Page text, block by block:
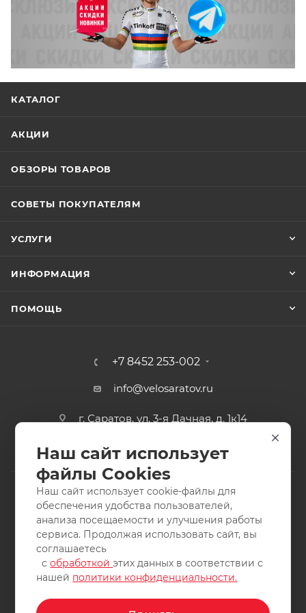
Диаметр колес
Цвет
КАТАЛОГ
АКЦИИ
ОБЗОРЫ ТОВАРОВ
СОВЕТЫ ПОКУПАТЕЛЯМ
УСЛУГИ
ИНФОРМАЦИЯ
ПОМОЩЬ
+7 8452 253-002
info@velosaratov.ru
г. Саратов, ул. 3-я Дачная, д. 1к14
2011-2026 © интернет-магазин спортивных товаров
ВелоСаратов. Не является публичной офертой. Все права
защищены. Заимствование материалов и фотографий
запрещено.
Наш сайт использует
файлы Cookies
Наш сайт использует cookie-файлы для
обеспечения удобства пользователей,
анализа посещаемости и улучшения работы
сервиса. Продолжая использовать сайт, вы
соглашаетесь
собработкойэтих данных в соответствии с
нашей политики конфиденциальности.